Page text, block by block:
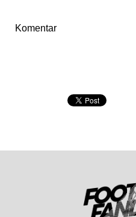
Komentar